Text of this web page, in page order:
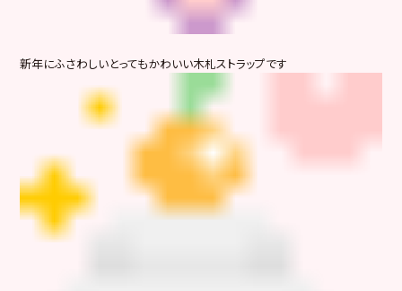
新年にふさわしいとってもかわいい木札ストラップです